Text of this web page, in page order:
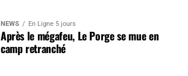
NEWS En Ligne 5 jours
Après le mégafeu, Le Porge se mue en
camp retranché